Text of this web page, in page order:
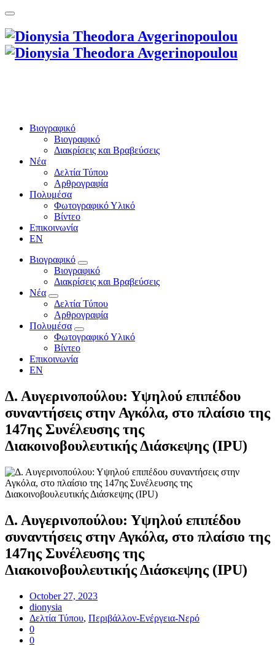
Βιογραφικό
Βιογραφικό
Διακρίσεις και Βραβεύσεις
Νέα
Δελτία Τύπου
Αρθρογραφία
Πολυμέσα
Φωτογραφικό Υλικό
Βίντεο
Επικοινωνία
EN
Βιογραφικό
Βιογραφικό
Διακρίσεις και Βραβεύσεις
Νέα
Δελτία Τύπου
Αρθρογραφία
Πολυμέσα
Φωτογραφικό Υλικό
Βίντεο
Επικοινωνία
EN
Δ. Αυγερινοπούλου: Υψηλού επιπέδου
συναντήσεις στην Αγκόλα, στο πλαίσιο της
147ης Συνέλευσης της
Διακοινοβουλευτικής Διάσκεψης (IPU)
Δ. Αυγερινοπούλου: Υψηλού επιπέδου
συναντήσεις στην Αγκόλα, στο πλαίσιο της
147ης Συνέλευσης της
Διακοινοβουλευτικής Διάσκεψης (IPU)
October 27, 2023
dionysia
Δελτία Τύπου, Περιβάλλον-Ενέργεια-Νερό
0
0